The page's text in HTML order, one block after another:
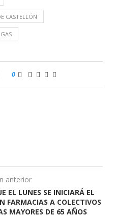
CASTELLÓN
0
anterior
EL LUNES SE INICIARÁ EL
FARMACIAS A COLECTIVOS
MAYORES DE 65 AÑOS